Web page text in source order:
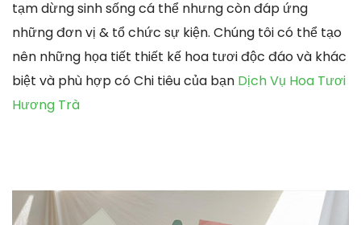
tạm dừng sinh sống cá thể nhưng còn đáp ứng
những đơn vị & tổ chức sự kiện. Chúng tôi có thể tạo
nên những họa tiết thiết kế hoa tươi độc đáo và khác
biệt và phù hợp có Chi tiêu của bạn Dịch Vụ Hoa Tươi
Hương Trà